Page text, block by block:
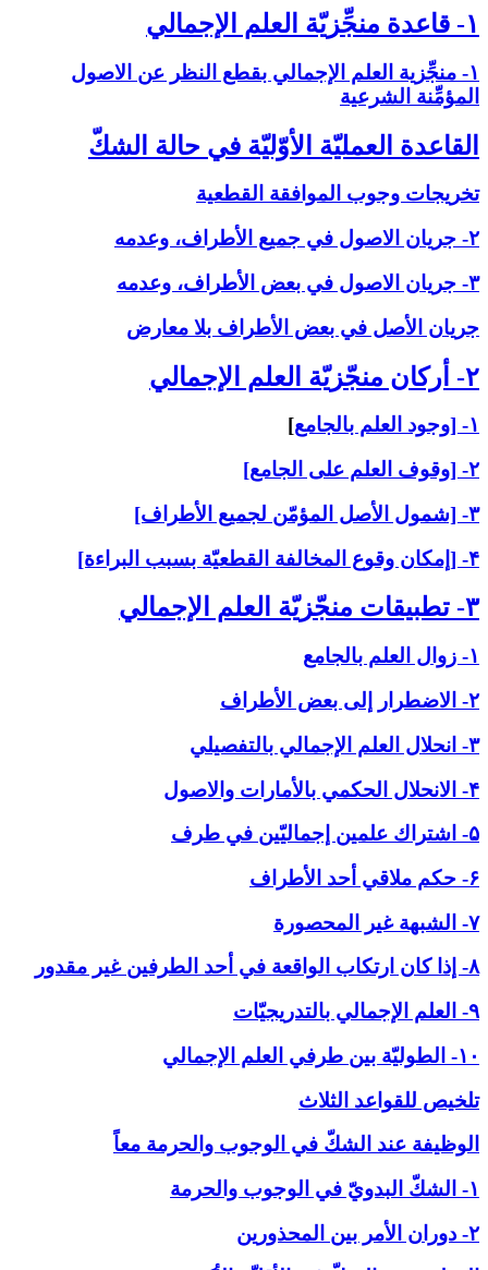
۱- قاعدة منجِّزيّة العلم الإجمالي‏
۱- منجِّزية العلم الإجمالي بقطع النظر عن الاصول
المؤمِّنة الشرعية
القاعدة العمليّة الأوّليّة في حالة الشكّ‏
تخريجات وجوب الموافقة القطعية
۲- جريان الاصول في جميع الأطراف، وعدمه
۳- جريان الاصول في بعض الأطراف، وعدمه
جريان الأصل في بعض الأطراف بلا معارض
۲- أركان منجّزيّة العلم الإجمالي‏
۱- [وجود العلم بالجامع
]
۲- [وقوف العلم على الجامع]
۳- [شمول الأصل المؤمّن لجميع الأطراف]
۴- [إمكان وقوع المخالفة القطعيّة بسبب البراءة]
۳- تطبيقات منجّزيّة العلم الإجمالي‏
۱- زوال العلم بالجامع
۲- الاضطرار إلى بعض الأطراف
۳- انحلال العلم الإجمالي بالتفصيلي
۴- الانحلال الحكمي بالأمارات والاصول
۵- اشتراك علمين إجماليّين في طرف
۶- حكم ملاقي أحد الأطراف
۷- الشبهة غير المحصورة
۸- إذا كان ارتكاب الواقعة في أحد الطرفين غير مقدور
۹- العلم الإجمالي بالتدريجيّات
۱۰- الطوليّة بين طرفي العلم الإجمالي
تلخيص للقواعد الثلاث
الوظيفة عند الشكّ في ‏الوجوب والحرمة معاً
۱- الشكّ البدويّ في الوجوب والحرمة
۲- دوران الأمر بين المحذورين